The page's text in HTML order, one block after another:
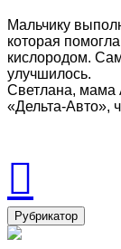
Мальчику
которая
кислородом.
улучшилось.
Светлана, мама
«Дельта-Авто»,
Рубрикатор